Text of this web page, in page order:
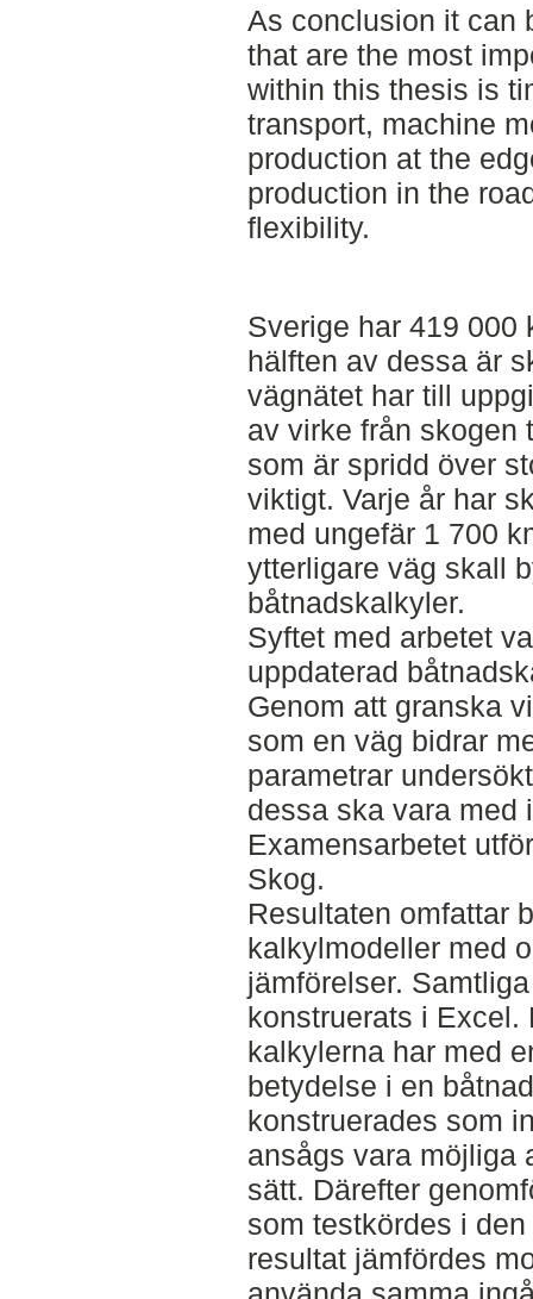
As conclusion it can
that are the most
within this thesis is
transport, machine
production at the
production in the
flexibility.
Sverige har 419 000
hälften av dessa är
vägnätet har till
av virke från skogen
som är spridd över
viktigt. Varje år har
med ungefär 1 700
ytterligare väg skall
båtnadskalkyler.
Syftet med arbetet
uppdaterad
Genom att granska
som en väg bidrar
parametrar
dessa ska vara med
Examensarbetet
Skog.
Resultaten omfattar
kalkylmodeller med
jämförelser.
konstruerats i Excel.
kalkylerna har med
betydelse i en
konstruerades som
ansågs vara möjliga
sätt. Därefter
som testkördes i
resultat jämfördes